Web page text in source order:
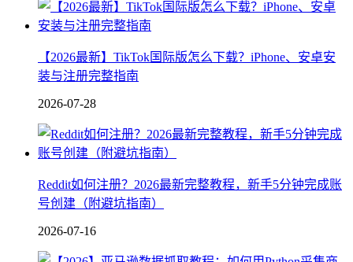
【2026最新】TikTok国际版怎么下载？iPhone、安卓安
装与注册完整指南
2026-07-28
Reddit如何注册？2026最新完整教程，新手5分钟完成账
号创建（附避坑指南）
2026-07-16